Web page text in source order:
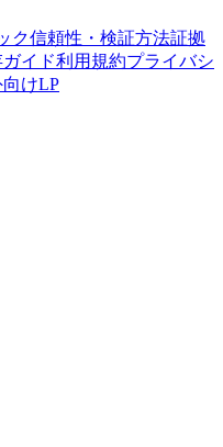
ク信頼性・検証方法証拠
イド利用規約プライバシ
けLP